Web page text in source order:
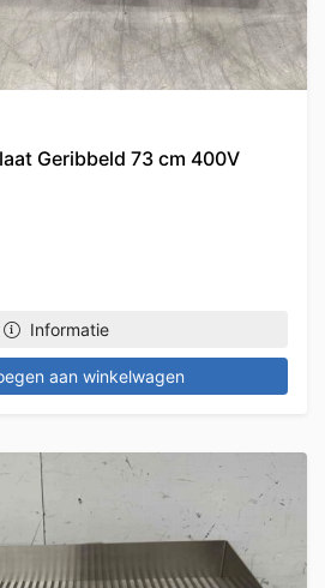
Geribbeld 73 cm 400V
Informatie
aan winkelwagen